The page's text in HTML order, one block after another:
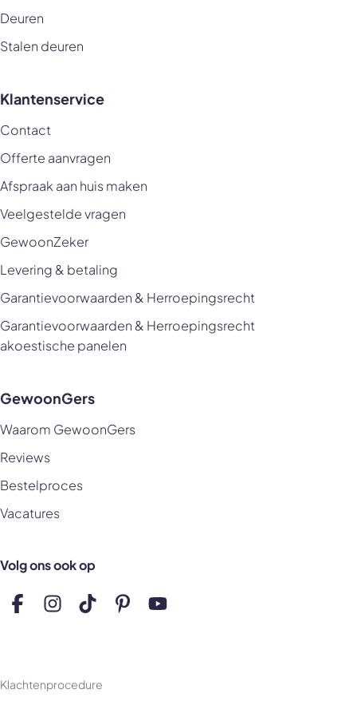
Deuren
Stalen deuren
Klantenservice
Contact
Offerte aanvragen
Afspraak aan huis maken
Veelgestelde vragen
GewoonZeker
Levering & betaling
Garantievoorwaarden & Herroepingsrecht
Garantievoorwaarden & Herroepingsrecht
akoestische panelen
GewoonGers
Waarom GewoonGers
Reviews
Bestelproces
Vacatures
Volg ons ook op
Volg ons op Facebook
Volg ons op Instagram
Volg ons op TikTok
Volg ons op Pinterest
Volg ons op YouTube
Klachtenprocedure